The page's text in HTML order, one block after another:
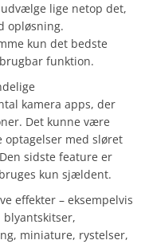
lige netop det,
opløsning.
kun det bedste
funktion.
kamera apps, der
Det kunne være
optagelser med sløret
sidste feature er
kun sjældent.
effekter – eksempelvis
miniature, rystelser,